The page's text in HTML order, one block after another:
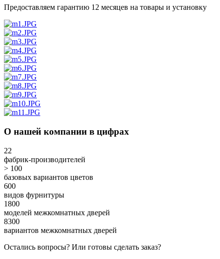
Предоставляем гарантию 12 месяцев на товары и установку
О нашей компании в цифрах
22
фабрик-производителей
> 100
базовых вариантов цветов
600
видов фурнитуры
1800
моделей межкомнатных дверей
8300
вариантов межкомнатных дверей
Остались вопросы? Или готовы сделать заказ?